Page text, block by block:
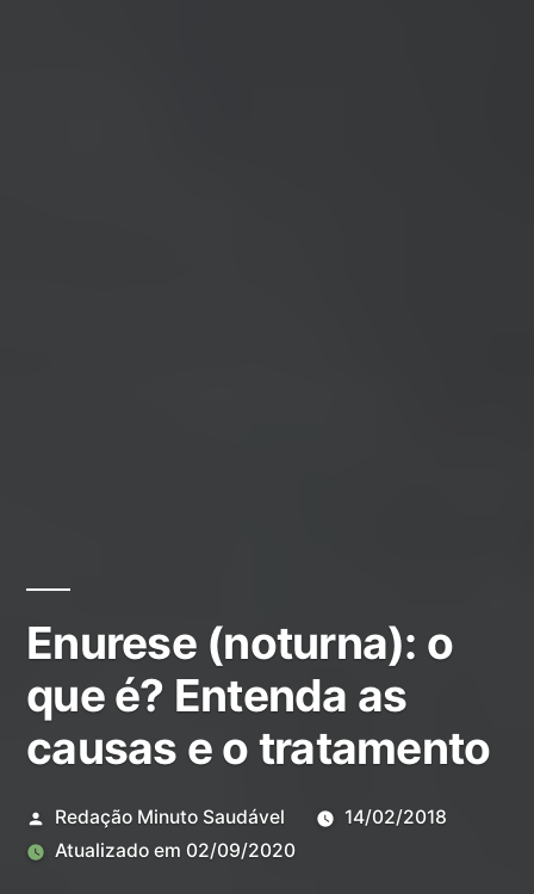
Enurese (noturna): o
que é? Entenda as
causas e o tratamento
Redação Minuto Saudável
14/02/2018
Atualizado em 02/09/2020